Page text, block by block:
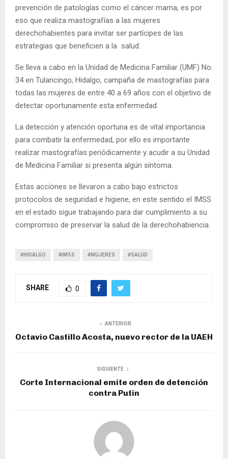
prevención de patologías como el cáncer mama, es por
eso que realiza mastografías a las mujeres
derechohabientes para invitar ser partícipes de las
estrategias que beneficien a la salud.
Se lleva a cabo en la Unidad de Medicina Familiar (UMF) No.
34 en Tulancingo, Hidalgo, campaña de mastografías para
todas las mujeres de entre 40 a 69 años con el objetivo de
detectar oportunamente esta enfermedad.
La detección y atención oportuna es de vital importancia
para combatir la enfermedad, por ello es importante
realizar mastografías periódicamente y acudir a su Unidad
de Medicina Familiar si presenta algún síntoma.
Estas acciones se llevaron a cabo bajo estrictos
protocolos de seguridad e higiene, en este sentido el IMSS
en el estado sigue trabajando para dar cumplimiento a su
compromiso de preservar la salud de la derechohabiencia.
#HIDALGO #IMSS #MUJERES #SALUD
SHARE 0
ANTERIOR
Octavio Castillo Acosta, nuevo rector de la UAEH
SIGUIENTE
Corte Internacional emite orden de detención
contra Putin